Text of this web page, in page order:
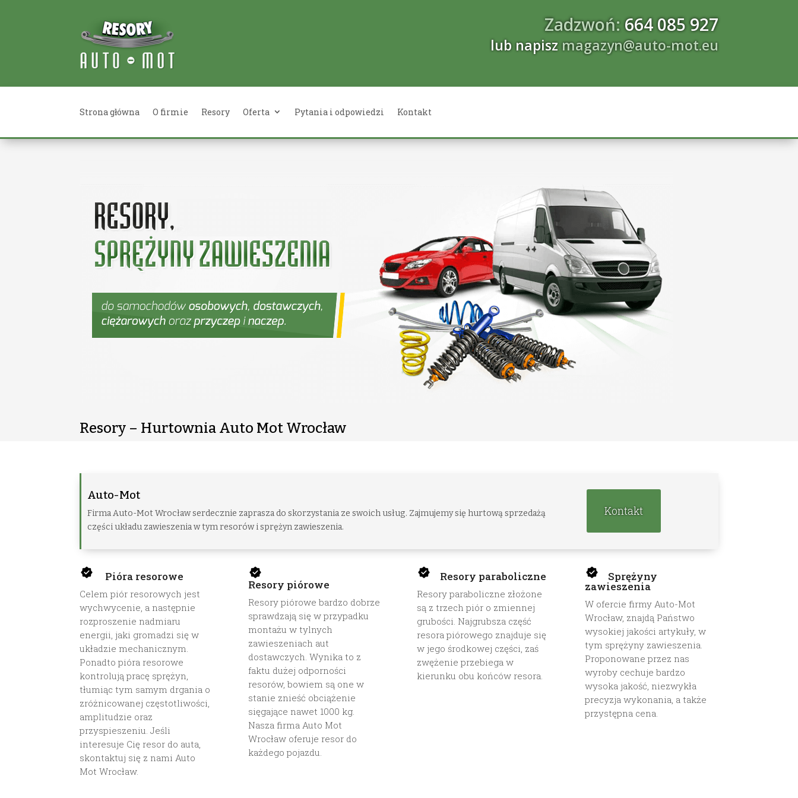
Zadzwoń:664 085 927
lub napiszmagazyn@auto-mot.eu
Strona główna O firmie Resory Oferta Pytania i odpowiedzi Kontakt
Resory – Hurtownia Auto Mot Wrocław
Auto-Mot
Firma Auto-Mot Wrocław serdecznie zaprasza do skorzystania ze swoich usług. Zajmujemy się hurtową sprzedażą
części układu zawieszenia w tym resorów i sprężyn zawieszenia.
Kontakt
Pióra resorowe
Celem piór resorowych jest
wychwycenie, a następnie
rozproszenie nadmiaru
energii, jaki gromadzi się w
układzie mechanicznym.
Ponadto pióra resorowe
kontrolują pracę sprężyn,
tłumiąc tym samym drgania o
zróżnicowanej częstotliwości,
amplitudzie oraz
przyspieszeniu. Jeśli
interesuje Cię resor do auta,
skontaktuj się z nami Auto
Mot Wrocław.
Resory piórowe
Resory piórowe bardzo dobrze
sprawdzają się w przypadku
montażu w tylnych
zawieszeniach aut
dostawczych. Wynika to z
faktu dużej odporności
resorów, bowiem są one w
stanie znieść obciążenie
sięgające nawet 1000 kg.
Nasza firma Auto Mot
Wrocław oferuje resor do
każdego pojazdu.
Resory paraboliczne
Resory paraboliczne złożone
są z trzech piór o zmiennej
grubości. Najgrubsza część
resora piórowego znajduje się
w jego środkowej części, zaś
zwężenie przebiega w
kierunku obu końców resora.
Sprężyny
zawieszenia
W ofercie firmy Auto-Mot
Wrocław, znajdą Państwo
wysokiej jakości artykuły, w
tym sprężyny zawieszenia.
Proponowane przez nas
wyroby cechuje bardzo
wysoka jakość, niezwykła
precyzja wykonania, a także
przystępna cena.